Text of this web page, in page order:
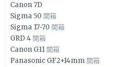
Canon 7D
Sigma 50 開箱
Sigma 17-70 開箱
GRD 4 開箱
Canon G11 開箱
Panasonic GF2+14mm 開箱